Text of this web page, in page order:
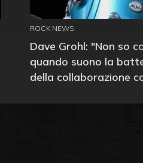
ROCK NEWS
Dave Grohl: "Non so
quando suono la
della collaborazione